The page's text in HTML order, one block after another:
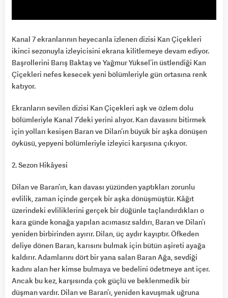
Kanal 7 ekranlarının heyecanla izlenen dizisi Kan Çiçekleri
ikinci sezonuyla izleyicisini ekrana kilitlemeye devam ediyor.
Başrollerini Barış Baktaş ve Yağmur Yüksel’in üstlendiği Kan
Çiçekleri nefes kesecek yeni bölümleriyle gün ortasına renk
katıyor.
Ekranların sevilen dizisi Kan Çiçekleri aşk ve özlem dolu
bölümleriyle Kanal 7’deki yerini alıyor. Kan davasını bitirmek
için yolları kesişen Baran ve Dilan’ın büyük bir aşka dönüşen
öyküsü, yepyeni bölümleriyle izleyici karşısına çıkıyor.
2. Sezon Hikâyesi
Dilan ve Baran’ın, kan davası yüzünden yaptıkları zorunlu
evlilik, zaman içinde gerçek bir aşka dönüşmüştür. Kâğıt
üzerindeki evliliklerini gerçek bir düğünle taçlandırdıkları o
kara günde konağa yapılan acımasız saldırı, Baran ve Dilan’ı
yeniden birbirinden ayırır. Dilan, üç aydır kayıptır. Öfkeden
deliye dönen Baran, karısını bulmak için bütün aşireti ayağa
kaldırır. Adamlarını dört bir yana salan Baran Ağa, sevdiği
kadını alan her kimse bulmaya ve bedelini ödetmeye ant içer.
Ancak bu kez, karşısında çok güçlü ve beklenmedik bir
düşman vardır. Dilan ve Baran’ı, yeniden kavuşmak uğruna